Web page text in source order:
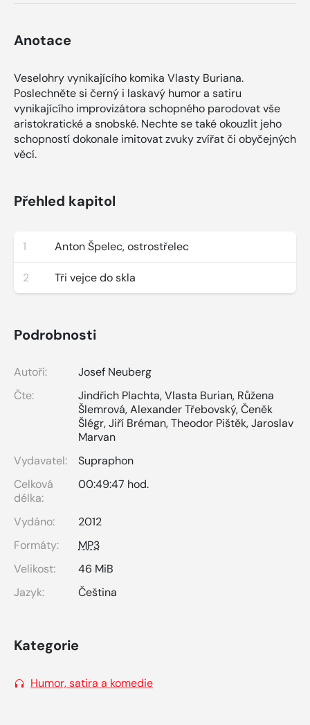
Anotace
Veselohry vynikajícího komika Vlasty Buriana.
Poslechněte si černý i laskavý humor a satiru
vynikajícího improvizátora schopného parodovat vše
aristokratické a snobské. Nechte se také okouzlit jeho
schopností dokonale imitovat zvuky zvířat či obyčejných
věcí.
Přehled kapitol
1 Anton Špelec, ostrostřelec
2 Tři vejce do skla
Podrobnosti
Autoři:
Josef Neuberg
Čte:
Jindřich Plachta,Vlasta Burian, Růžena
Šlemrová,Alexander Třebovský,Čeněk
Šlégr,Jiří Bréman,Theodor Pištěk,Jaroslav
Marvan
Vydavatel:
Supraphon
Celková
délka:
00:49:47 hod.
Vydáno:
2012
Formáty:
MP3
Velikost:
46 MiB
Jazyk:
Čeština
Kategorie
Humor, satira a komedie